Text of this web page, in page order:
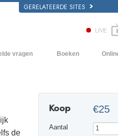
GERELATEERDE SITES
LIVE
vragen
van Scientology
Boeken
Luisterboeken
Introductielezingen
Films
De Drijfveren van het
De Componenten van
Oplossingen voor een
de
Koop €25
Aantal